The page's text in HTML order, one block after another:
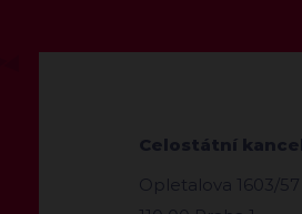
Celostátní
Opletalova 1603/57